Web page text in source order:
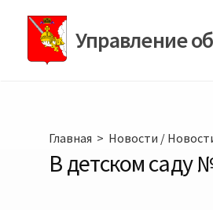
содержимомуУправление
Главная > Новости /
В детском саду